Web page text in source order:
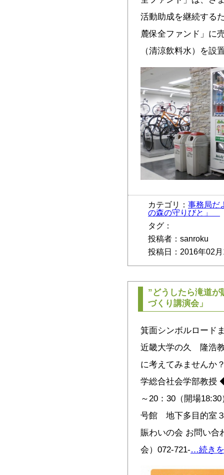
活動助成を継続する
麓保全ファンド」に
（清涼飲料水）を設
カテゴリ： 事務局だ
の森の守りびと」
タグ：
投稿者：sanroku
投稿日：2016年02
”どうしたら滝道
づくり講演会」
箕面シンボルロード
近畿大学の久 隆浩
に考えてみません
学総合社会学部教授
～20：30（開場
号館 地下多目的室
賑わいの会 お問い合
会）072-721-…続き